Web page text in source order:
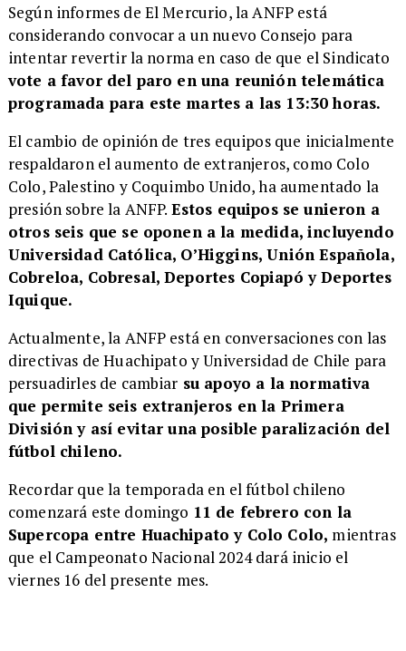
​Según informes de El Mercurio, la ANFP está
considerando convocar a un nuevo Consejo para
intentar revertir la norma en caso de que el Sindicato
vote a favor del paro en una reunión telemática
programada para este martes a las 13:30 horas.
​El cambio de opinión de tres equipos que inicialmente
respaldaron el aumento de extranjeros, como Colo
Colo, Palestino y Coquimbo Unido, ha aumentado la
presión sobre la ANFP. Estos equipos se unieron a
otros seis que se oponen a la medida, incluyendo
Universidad Católica, O’Higgins, Unión Española,
Cobreloa, Cobresal, Deportes Copiapó y Deportes
Iquique.
​Actualmente, la ANFP está en conversaciones con las
directivas de Huachipato y Universidad de Chile para
persuadirles de cambiar su apoyo a la normativa
que permite seis extranjeros en la Primera
División y así evitar una posible paralización del
fútbol chileno.
​Recordar que la temporada en el fútbol chileno
comenzará este domingo 11 de febrero con la
Supercopa entre Huachipato y Colo Colo, mientras
que el Campeonato Nacional 2024 dará inicio el
viernes 16 del presente mes.